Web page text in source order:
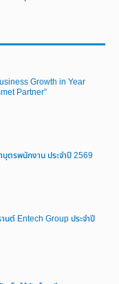
Growth in Year
Partner”
ตรพนักงาน ประจำปี 2569
นต์ Entech Group ประจำปี